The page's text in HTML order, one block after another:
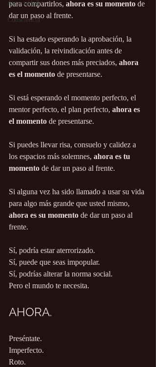
Autocuidado
Consciencia
para compartirlos, ahora es su momento de
dar un paso al frente.
Si ha estado esperando la aprobación, la
validación, la reivindicación antes de
compartir sus dones más preciados, ahora
es el momento de presentarse.
Si está esperando el momento perfecto, el
mentor perfecto, el plan perfecto, ahora es
el momento de presentarse.
Si puedes llevar risa, consuelo y calidez a
los espacios más solemnes, ahora es tu
momento de dar un paso al frente.
Si alguna vez ha sido llamado a usar su vida
para algo más grande que usted mismo,
ahora es su momento de dar un paso al
frente.
Sí, podría estar aterrorizado.
Sí, puede que seas impopular.
Sí, podrías alterar la norma social.
Pero el mundo te necesita.
AHORA.
Preséntate.
Imperfecto.
Roto.